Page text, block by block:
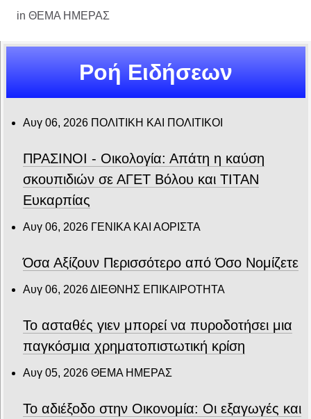
in ΘΕΜΑ ΗΜΕΡΑΣ
Ροή Ειδήσεων
Αυγ 06, 2026 ΠΟΛΙΤΙΚΗ ΚΑΙ ΠΟΛΙΤΙΚΟΙ
ΠΡΑΣΙΝΟΙ - Οικολογία: Απάτη η καύση
σκουπιδιών σε ΑΓΕΤ Βόλου και ΤΙΤΑΝ
Ευκαρπίας
Αυγ 06, 2026 ΓΕΝΙΚΑ ΚΑΙ ΑΟΡΙΣΤΑ
Όσα Αξίζουν Περισσότερο από Όσο Νομίζετε
Αυγ 06, 2026ΔΙΕΘΝΗΣ ΕΠΙΚΑΙΡΟΤΗΤΑ
Το ασταθές γιεν μπορεί να πυροδοτήσει μια
παγκόσμια χρηματοπιστωτική κρίση
Αυγ 05, 2026 ΘΕΜΑ ΗΜΕΡΑΣ
Το αδιέξοδο στην Οικονομία: Οι εξαγωγές και